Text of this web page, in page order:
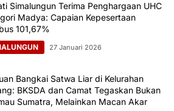
Simalungun Terima Penghargaan UHC
Madya: Capaian Kepesertaan
101,67%
27 Januari 2026
Bangkai Satwa Liar di Kelurahan
BKSDA dan Camat Tegaskan Bukan
Sumatra, Melainkan Macan Akar